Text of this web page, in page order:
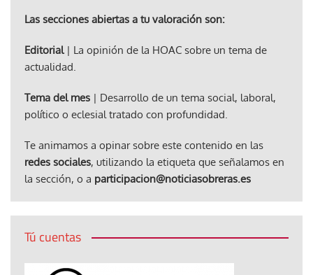
Las secciones abiertas a tu valoración son:
Editorial| La opinión de la HOAC sobre un tema de
actualidad.
Tema del mes | Desarrollo de un tema social, laboral,
político o eclesial tratado con profundidad.
Te animamos a opinar sobre este contenido en las
redes sociales, utilizando la etiqueta que señalamos en
la sección, o a participacion@noticiasobreras.es
Tú cuentas